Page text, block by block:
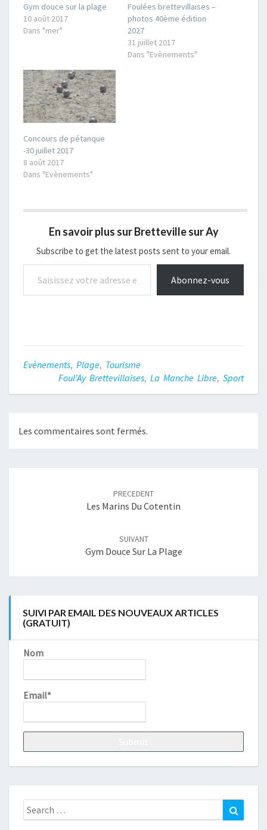
Gym douce sur la plage
10 août 2017
Dans "mer"
Foulées brettevillaises –
photos 40ème édition
2027
31 juillet 2017
Dans "Evènements"
Concours de pétanque
-30 juillet 2017
8 août 2017
Dans "Evènements"
En savoir plus sur Bretteville sur Ay
Subscribe to get the latest posts sent to your email.
Saisissez votre adresse e-mail…
Abonnez-vous
Evènements, Plage, Tourisme
Foul'Ay Brettevillaises, La Manche Libre, Sport
Les commentaires sont fermés.
PRECEDENT
Les Marins Du Cotentin
SUIVANT
Gym Douce Sur La Plage
SUIVI PAR EMAIL DES NOUVEAUX ARTICLES
(GRATUIT)
Nom
Email*
Search
for: